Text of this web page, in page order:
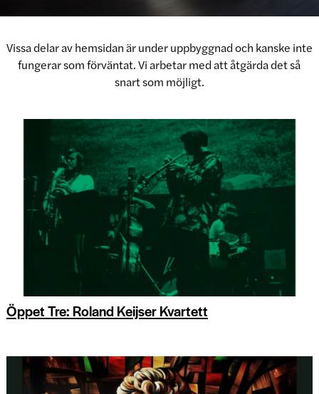
Vissa delar av hemsidan är under uppbyggnad och kanske inte
fungerar som förväntat. Vi arbetar med att åtgärda det så
snart som möjligt.
Öppet Tre: Roland Keijser Kvartett